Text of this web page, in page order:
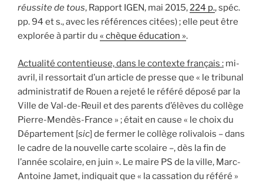
réussite de tous, Rapport IGEN, mai 2015,224 p., spéc.
pp. 94 et s., avec les références citées) ; elle peut être
explorée à partir du « chèque éducation ».
Actualité contentieuse, dans le contexte français : mi-
avril, il ressortait d’un article de presse que « le tribunal
administratif de Rouen a rejeté le référé déposé par la
Ville de Val-de-Reuil et des parents d’élèves du collège
Pierre-Mendès-France » ; était en cause « le choix du
Département [sic] de fermer le collège rolivalois – dans
le cadre de la nouvelle carte scolaire –, dès la fin de
l’année scolaire, en juin ». Le maire PS de la ville, Marc-
Antoine Jamet, indiquait que « la cassation du référé »